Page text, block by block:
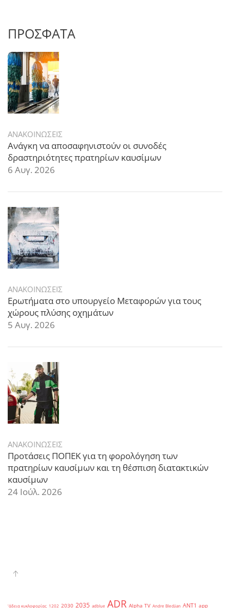
ΠΡΟΣΦΑΤΑ
ΑΝΑΚΟΙΝΩΣΕΙΣ
Ανάγκη να αποσαφηνιστούν οι συνοδές
δραστηριότητες πρατηρίων καυσίμων
6 Αυγ. 2026
ΑΝΑΚΟΙΝΩΣΕΙΣ
Ερωτήματα στο υπουργείο Μεταφορών για τους
χώρους πλύσης οχημάτων
5 Αυγ. 2026
ΑΝΑΚΟΙΝΩΣΕΙΣ
Προτάσεις ΠΟΠΕΚ για τη φορολόγηση των
πρατηρίων καυσίμων και τη θέσπιση διατακτικών
καυσίμων
24 Ιούλ. 2026
'άδεια κυκλοφορίας 1202 2030 2035 adblue ADR Alpha TV Andre Bledjian ANT1 app